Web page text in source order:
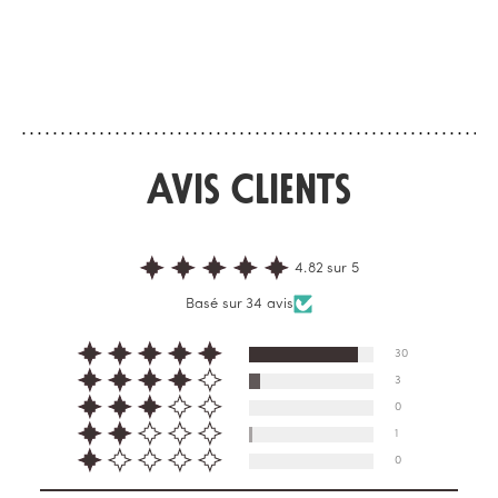
Avis Clients
4.82 sur 5
Basé sur 34 avis
30
3
0
1
0